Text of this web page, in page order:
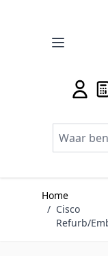
Home
/ Cisco
Refurb/